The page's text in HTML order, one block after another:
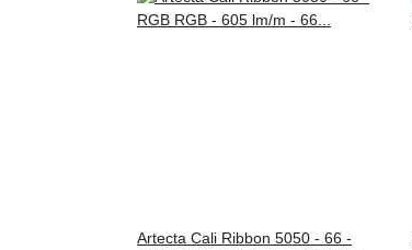
Artecta Cali Ribbon 5050 - 66 -